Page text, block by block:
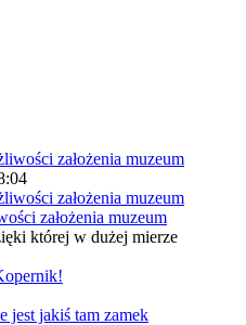
założenia muzeum
której w dużej mierze
jest jakiś tam zamek